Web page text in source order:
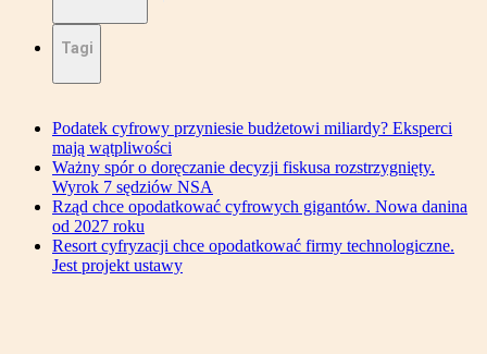
Tagi
Podatek cyfrowy przyniesie budżetowi miliardy? Eksperci
mają wątpliwości
Ważny spór o doręczanie decyzji fiskusa rozstrzygnięty.
Wyrok 7 sędziów NSA
Rząd chce opodatkować cyfrowych gigantów. Nowa danina
od 2027 roku
Resort cyfryzacji chce opodatkować firmy technologiczne.
Jest projekt ustawy